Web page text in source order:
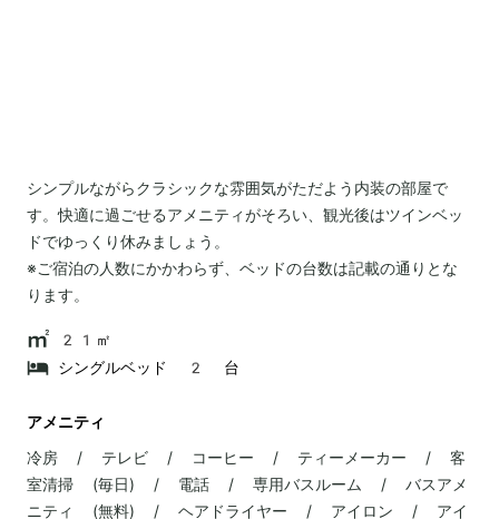
シンプルながらクラシックな雰囲気がただよう内装の部屋で
す。快適に過ごせるアメニティがそろい、観光後はツインベッ
ドでゆっくり休みましょう。
※ご宿泊の人数にかかわらず、ベッドの台数は記載の通りとな
ります。
21㎡
シングルベッド 2 台
アメニティ
冷房 / テレビ / コーヒー / ティーメーカー / 客
室清掃 (毎日) / 電話 / 専用バスルーム / バスアメ
ニティ (無料) / ヘアドライヤー / アイロン / アイ